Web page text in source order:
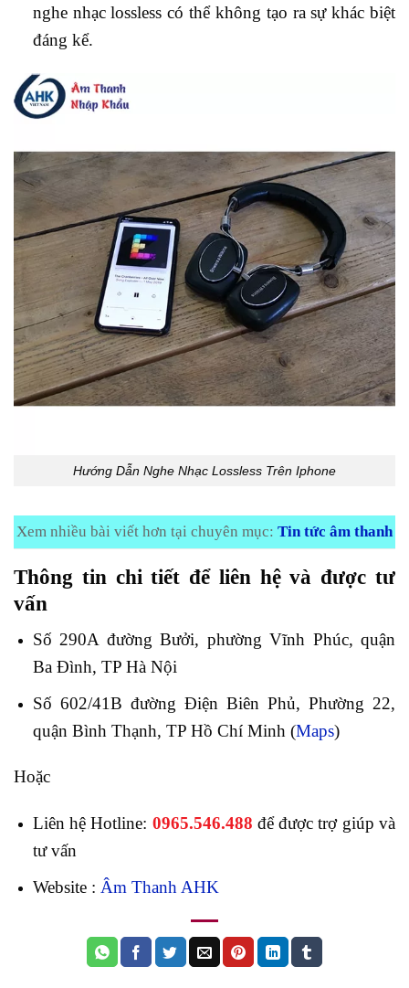
nghe nhạc lossless có thể không tạo ra sự khác biệt
đáng kể.
Hướng Dẫn Nghe Nhạc Lossless Trên Iphone
Xem nhiều bài viết hơn tại chuyên mục: Tin tức âm thanh
Thông tin chi tiết để liên hệ và được tư
vấn
Số 290A đường Bưởi, phường Vĩnh Phúc, quận
Ba Đình, TP Hà Nội
Số 602/41B đường Điện Biên Phủ, Phường 22,
quận Bình Thạnh, TP Hồ Chí Minh (Maps)
Hoặc
Liên hệ Hotline: 0965.546.488 để được trợ giúp và
tư vấn
Website : Âm Thanh AHK